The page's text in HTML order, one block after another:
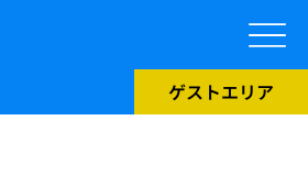
ゲストエリア